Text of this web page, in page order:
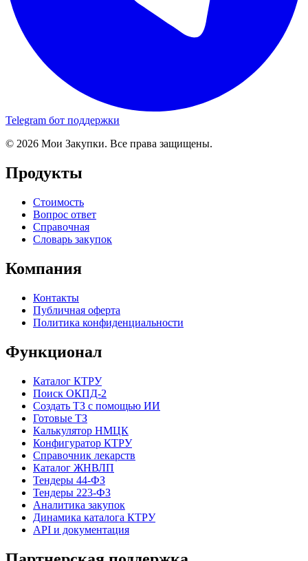
Telegram бот поддержки
© 2026 Мои Закупки. Все права защищены.
Продукты
Стоимость
Вопрос ответ
Справочная
Словарь закупок
Компания
Контакты
Публичная оферта
Политика конфиденциальности
Функционал
Каталог КТРУ
Поиск ОКПД-2
Создать ТЗ с помощью ИИ
Готовые ТЗ
Калькулятор НМЦК
Конфигуратор КТРУ
Справочник лекарств
Каталог ЖНВЛП
Тендеры 44-ФЗ
Тендеры 223-ФЗ
Аналитика закупок
Динамика каталога КТРУ
API и документация